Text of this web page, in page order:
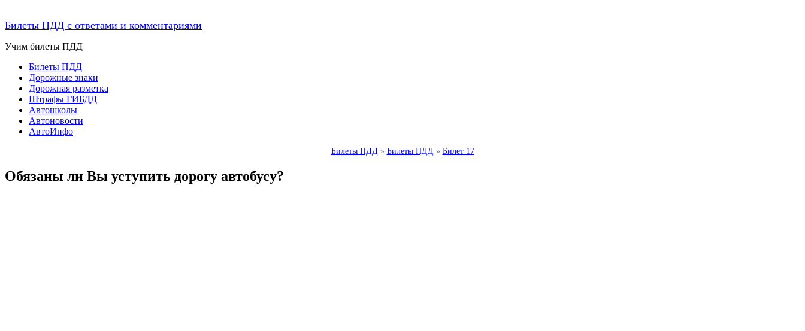
Билеты ПДД с ответами и комментариями
Учим билеты ПДД
Билеты ПДД
Дорожные знаки
Дорожная разметка
Штрафы ГИБДД
Автошколы
Автоновости
АвтоИнфо
Билеты ПДД » Билеты ПДД » Билет 17
Обязаны ли Вы уступить дорогу автобусу?